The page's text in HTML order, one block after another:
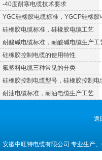
-40度耐寒电缆技术要求
YGC硅橡胶电缆标准，YGCP硅橡胶
硅橡胶电缆标准，硅橡胶电缆工艺
耐酸碱电缆标准，耐酸碱电缆生产工
硅橡胶控制电缆的使用特性
氟塑料电缆三种常见的分类
硅橡胶控制电缆型号，硅橡胶控制电
耐油电缆标准，耐油电缆生产工艺
返
安徽中旺特电缆有限公司 专业生产